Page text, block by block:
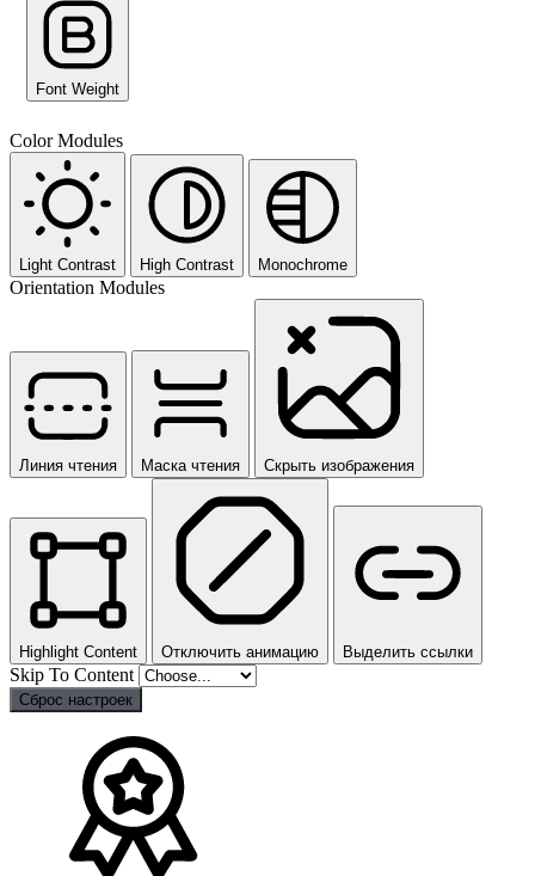
Font Weight
Color Modules
Light Contrast High Contrast Monochrome
Orientation Modules
Линия чтения Маска чтения Скрыть изображения
Highlight Content Отключить анимацию Выделить ссылки
Skip To Content
Сброс настроек